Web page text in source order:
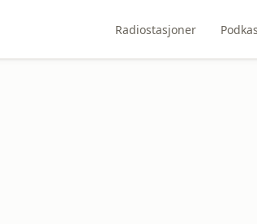
Radiostasjoner